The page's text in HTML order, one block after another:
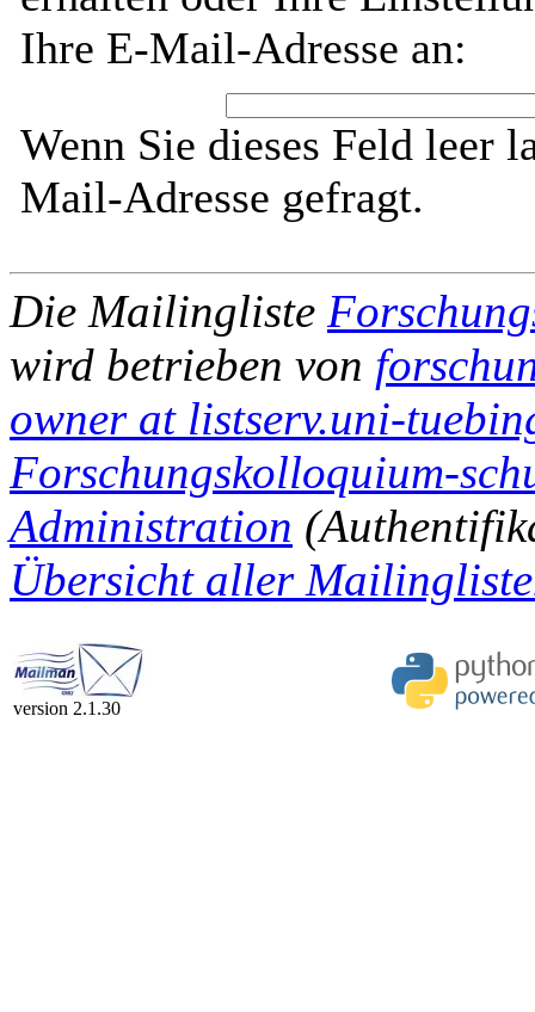
Ihre E-Mail-Adresse an:
Wenn Sie dieses Feld leer
Mail-Adresse gefragt.
Die Mailingliste
wird betrieben von
owner at listserv.uni-
Forschungskolloquium-
Administration
Übersicht aller
version 2.1.30